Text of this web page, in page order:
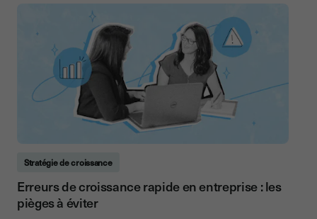
Stratégie de croissance
Erreurs de croissance rapide en entreprise : les
pièges à éviter